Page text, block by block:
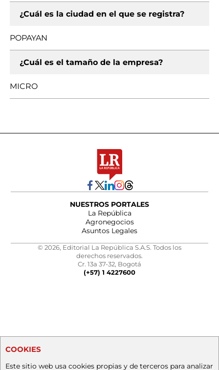
¿Cuál es la ciudad en el que se registra?
POPAYAN
¿Cuál es el tamaño de la empresa?
MICRO
NUESTROS PORTALES
La República
Agronegocios
Asuntos Legales
© 2026, Editorial La República S.A.S. Todos los
derechos reservados.
Cr. 13a 37-32, Bogotá
(+57) 1 4227600
COOKIES
Este sitio web usa cookies propias y de terceros para analizar